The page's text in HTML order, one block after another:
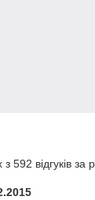
592 відгуків за